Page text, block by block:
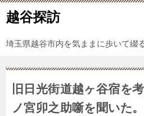
越谷探訪
埼玉県越谷市内を気ままに歩いて綴
旧日光街道越ヶ谷宿を
ノ宮卯之助噺を聞いた。